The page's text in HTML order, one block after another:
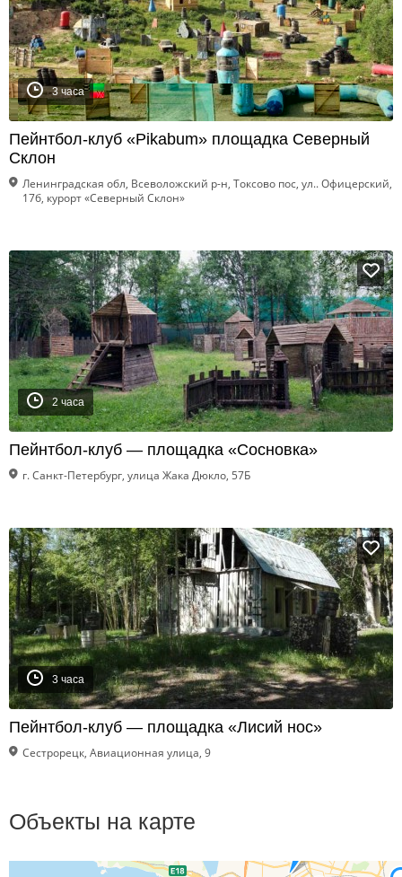
3 часа
Пейнтбол-клуб «Pikabum» площадка Северный
Склон
Ленинградская обл, Всеволожский р-н, Токсово пос, ул.. Офицерский,
17б, курорт «Северный Склон»
2 часа
Пейнтбол-клуб — площадка «Сосновка»
г. Санкт-Петербург, улица Жака Дюкло, 57Б
3 часа
Пейнтбол-клуб — площадка «Лисий нос»
Сестрорецк, Авиационная улица, 9
Объекты на карте